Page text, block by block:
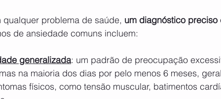
problema de saúde, um diagnóstico preciso
de ansiedade comuns incluem:
generalizada: um padrão de preocupação
na maioria dos dias por pelo menos 6 meses,
físicos, como tensão muscular, batimentos